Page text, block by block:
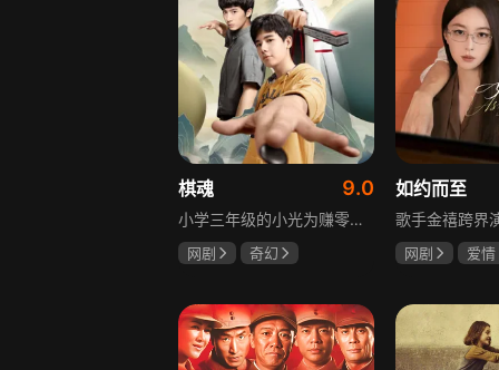
棋魂 9.0
小学三年级的小光为赚零用钱到爷爷家寻宝，偶然翻出旧棋盘，接触棋盘的一瞬间，附身棋盘中的棋士褚嬴的灵魂进入了小光体内。后来小光在学校围棋会所结识少年天才小亮，为测试褚嬴实力，小光贸然与小亮对弈并小胜，他误以为褚嬴棋力平平，小亮却大受打击。数日后小亮再次挑战，再次惨败在褚嬴手下，二人从此成了相爱相杀的棋坛宿敌。在褚嬴指导下，小光进步神速，逐渐对围棋产生兴趣，最终在全国大赛与小亮激战中，褚嬴下出绝妙一局，小光却看出更高一着，终于在自己努力、褚嬴帮助和与小亮的磨练中，独立对弈，燃起真正的棋魂。
网剧
奇幻
如约而至
网剧
爱情